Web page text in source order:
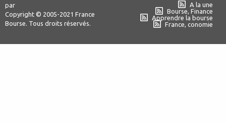
par
Copyright © 2005-2021 France
Bourse. Tous droits réservés.
A la une
Bourse, Finance
Apprendre la bourse
France, conomie